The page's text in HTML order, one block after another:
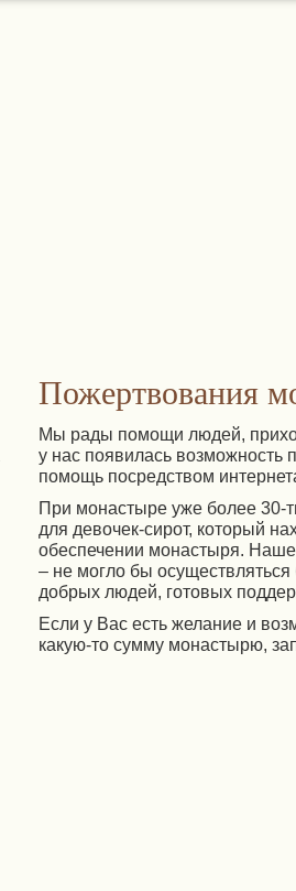
Пожертвования
Мы рады помощи людей,
у нас появилась возможность
помощь посредством
При монастыре уже более 30-
для девочек-сирот, который
обеспечении монастыря.
– не могло бы осуществляться
добрых людей, готовых
Если у Вас есть желание и
какую-то сумму монастырю,